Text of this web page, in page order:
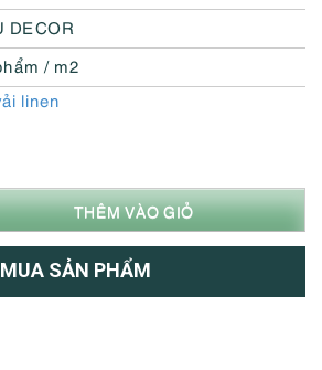
DECOR
/ m2
linen
THÊM VÀO GIỎ
MUA SẢN PHẨM